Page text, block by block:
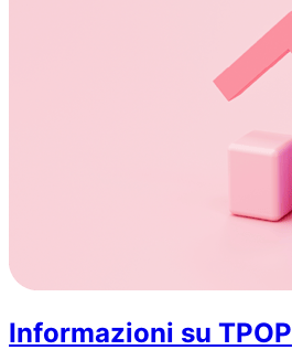
Informazioni su TPOP